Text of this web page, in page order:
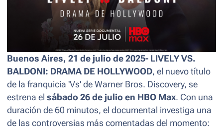
Buenos Aires, 21 de julio de 2025- LIVELY VS.
BALDONI: DRAMA DE HOLLYWOOD, el nuevo título
de la franquicia 'Vs' de Warner Bros. Discovery, se
estrena el sábado 26 de julio en HBO Max. Con una
duración de 60 minutos, el documental investiga una
de las controversias más comentadas del momento: